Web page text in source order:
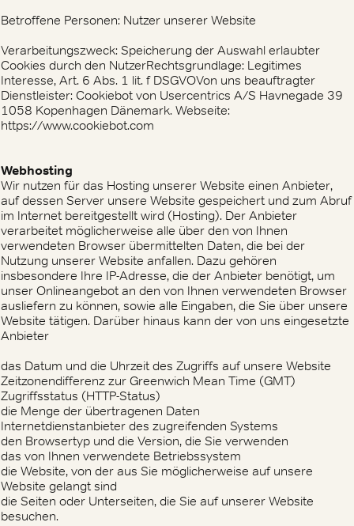
Betroffene Personen: Nutzer unserer Website
Verarbeitungszweck: Speicherung der Auswahl erlaubter
Cookies durch den NutzerRechtsgrundlage: Legitimes
Interesse, Art. 6 Abs. 1 lit. f DSGVOVon uns beauftragter
Dienstleister: Cookiebot von Usercentrics A/S Havnegade 39
1058 Kopenhagen Dänemark. Webseite:
https://www.cookiebot.com
Webhosting
Wir nutzen für das Hosting unserer Website einen Anbieter,
auf dessen Server unsere Website gespeichert und zum Abruf
im Internet bereitgestellt wird (Hosting). Der Anbieter
verarbeitet möglicherweise alle über den von Ihnen
verwendeten Browser übermittelten Daten, die bei der
Nutzung unserer Website anfallen. Dazu gehören
insbesondere Ihre IP-Adresse, die der Anbieter benötigt, um
unser Onlineangebot an den von Ihnen verwendeten Browser
ausliefern zu können, sowie alle Eingaben, die Sie über unsere
Website tätigen. Darüber hinaus kann der von uns eingesetzte
Anbieter
das Datum und die Uhrzeit des Zugriffs auf unsere Website
Zeitzonendifferenz zur Greenwich Mean Time (GMT)
Zugriffsstatus (HTTP-Status)
die Menge der übertragenen Daten
Internetdienstanbieter des zugreifenden Systems
den Browsertyp und die Version, die Sie verwenden
das von Ihnen verwendete Betriebssystem
die Website, von der aus Sie möglicherweise auf unsere
Website gelangt sind
die Seiten oder Unterseiten, die Sie auf unserer Website
besuchen.